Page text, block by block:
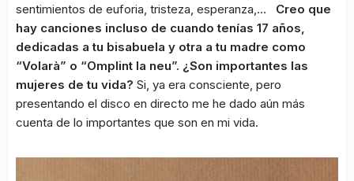
sentimientos de euforia, tristeza, esperanza,… Creo que
hay canciones incluso de cuando tenías 17 años,
dedicadas a tu bisabuela y otra a tu madre como
“Volarà” o “Omplint la neu”. ¿Son importantes las
mujeres de tu vida? Si, ya era consciente, pero
presentando el disco en directo me he dado aún más
cuenta de lo importantes que son en mi vida.